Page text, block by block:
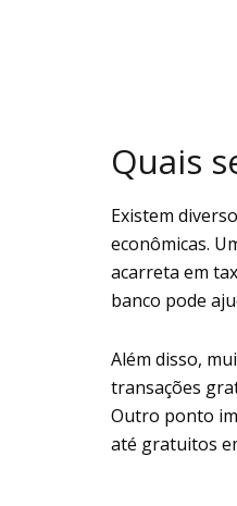
Quais
Existem
econômicas.
acarreta em
banco pode
Além disso,
transações
Outro ponto
até gratuitos